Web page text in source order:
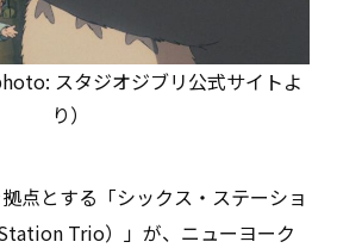
スタジオジブリ公式サイトよ
り）
点とする「シックス・ステーショ
Trio）」が、ニューヨーク